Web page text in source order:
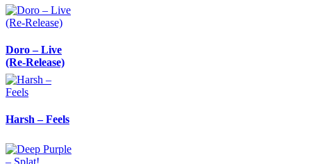
Doro – Live
(Re-Release)
Harsh – Feels